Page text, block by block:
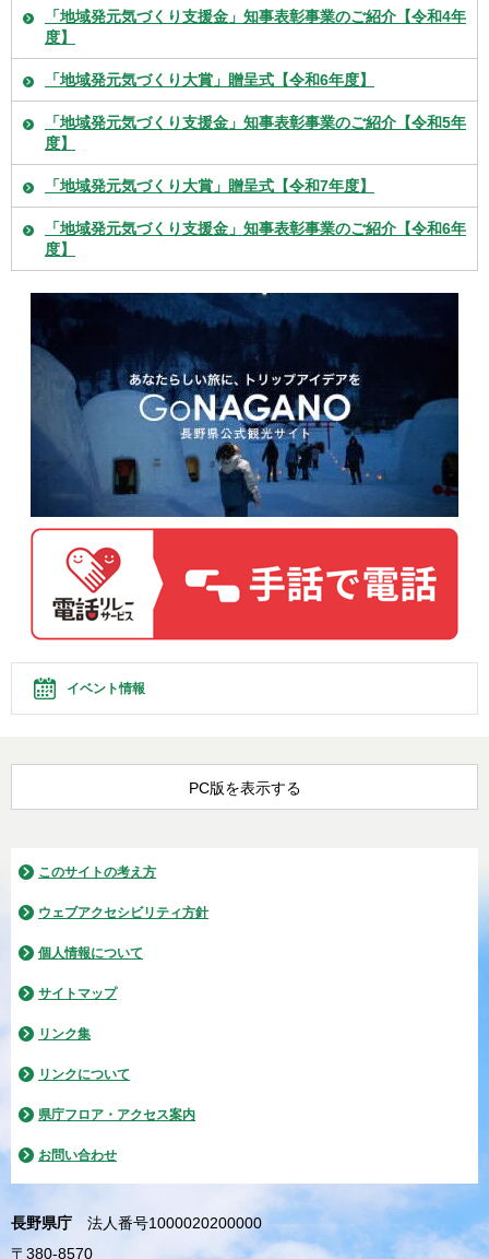
「地域発元気づくり支援金」知事表彰事業のご紹介【令和4年
度】
「地域発元気づくり大賞」贈呈式【令和6年度】
「地域発元気づくり支援金」知事表彰事業のご紹介【令和5年
度】
「地域発元気づくり大賞」贈呈式【令和7年度】
「地域発元気づくり支援金」知事表彰事業のご紹介【令和6年
度】
イベント情報
PC版を表示する
このサイトの考え方
ウェブアクセシビリティ方針
個人情報について
サイトマップ
リンク集
リンクについて
県庁フロア・アクセス案内
お問い合わせ
長野県庁
法人番号1000020200000
〒380-8570